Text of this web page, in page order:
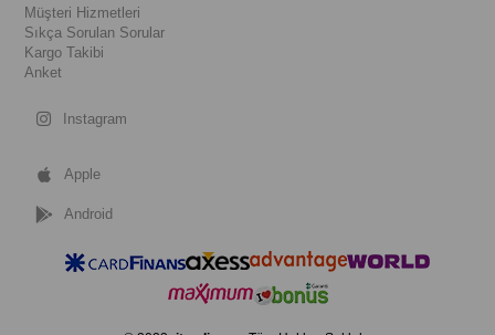
Müşteri Hizmetleri
Sıkça Sorulan Sorular
Kargo Takibi
Anket
Instagram
Apple
Android